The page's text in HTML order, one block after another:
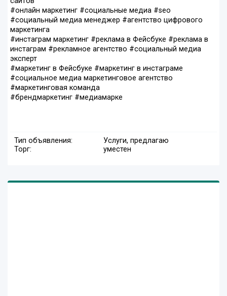
#онлайн маркетинг #социальные медиа #seo
#социальный медиа менеджер #агентство цифрового
маркетинга
#инстаграм маркетинг #реклама в Фейсбуке #реклама в
инстаграм #рекламное агентство #социальный медиа
эксперт
#маркетинг в Фейсбуке #маркетинг в инстаграме
#социальное медиа маркетинговое агентство
#маркетинговая команда
#брендмаркетинг #медиамарке
Тип объявления:
Услуги, предлагаю
Торг:
уместен